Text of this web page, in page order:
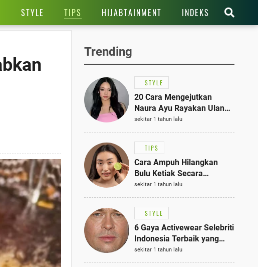
STYLE TIPS HIJABTAINMENT INDEKS
Trending
STYLE
20 Cara Mengejutkan
Naura Ayu Rayakan Ulang
Tahun di Panti Asuhan,
Terlihat Anggun dengan
Kaftan Cokelat
sekitar 1 tahun lalu
TIPS
Cara Ampuh Hilangkan
Bulu Ketiak Secara
Permanen dalam 5
Langkah Sederhana
sekitar 1 tahun lalu
STYLE
6 Gaya Activewear Selebriti
Indonesia Terbaik yang
Bisa Jadi Inspirasi
Fashionmu
sekitar 1 tahun lalu